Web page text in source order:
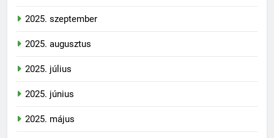
2025. szeptember
2025. augusztus
2025. július
2025. június
2025. május